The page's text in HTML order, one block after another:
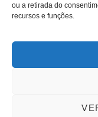
ou a retirada do
recursos e funções.
Copyright © 2026.